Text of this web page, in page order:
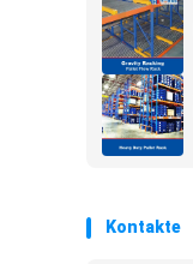
Kontakte